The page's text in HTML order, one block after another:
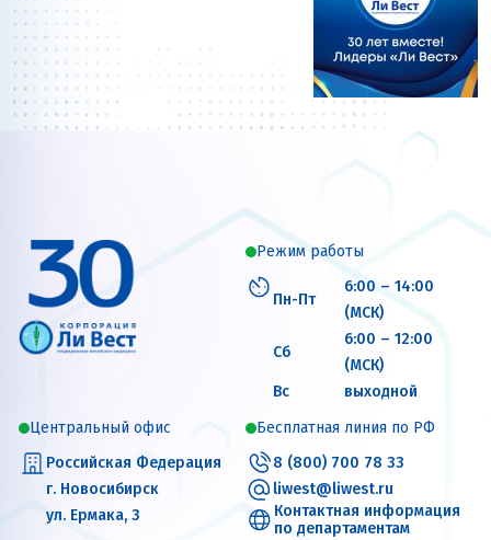
Режим работы
Пн-Пт
6:00 – 14:00
(МСК)
Сб
6:00 – 12:00
(МСК)
Вс
выходной
Центральный офис
Российская Федерация
г. Новосибирск
ул. Ермака, 3
Бесплатная линия по РФ
8 (800) 700 78 33
liwest@liwest.ru
Контактная информация
по департаментам